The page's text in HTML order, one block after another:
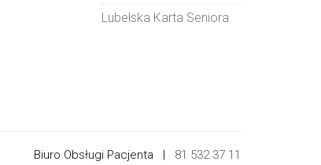
Lubelska Karta Seniora
Biuro Obsługi Pacjenta | 81 532 37 11